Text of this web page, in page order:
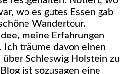
wo es gutes Essen gab
Wandertour.
meine Erfahrungen
Ich träume davon einen
Schleswig Holstein zu
ist sozusagen eine